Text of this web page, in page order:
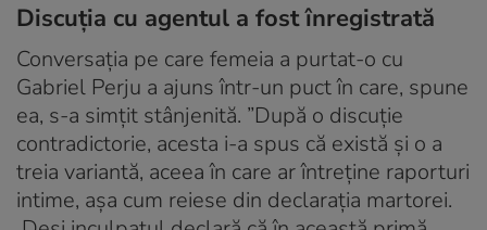
Discuția cu agentul a fost înregistrată
Conversația pe care femeia a purtat-o cu
Gabriel Perju a ajuns într-un puct în care, spune
ea, s-a simțit stânjenită. ”După o discuţie
contradictorie, acesta i-a spus că există şi o a
treia variantă, aceea în care ar întreţine raporturi
intime, aşa cum reiese din declaraţia martorei.